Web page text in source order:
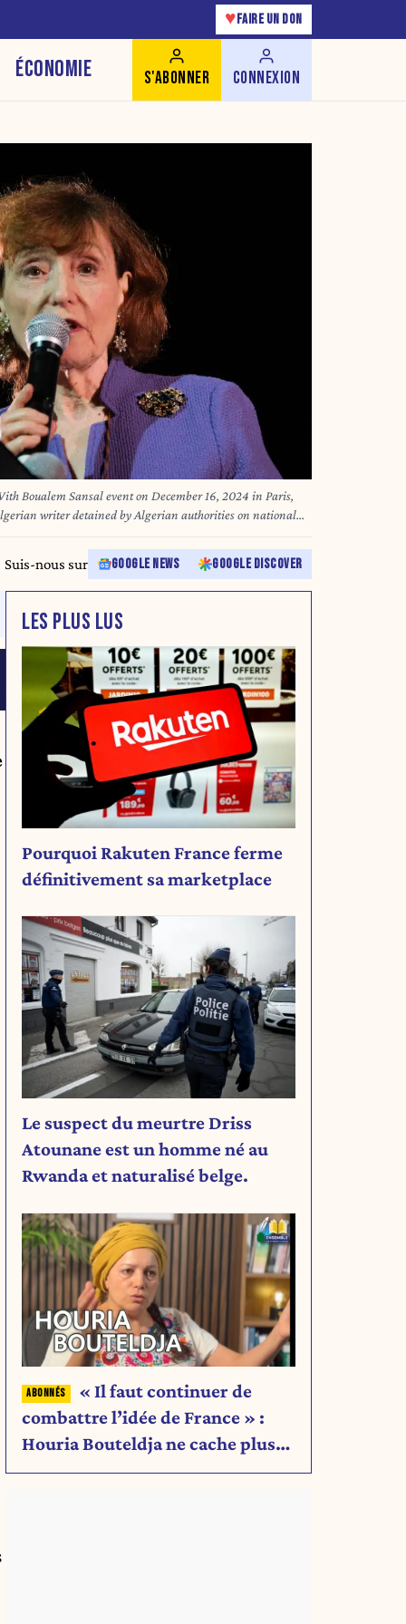
♥ FAIRE UN DON
ÉCONOMIE S'ABONNER CONNEXION
Boualem Sansal event on December 16, 2024 in Paris,
writer detained by Algerian authorities on national
according to his French editor, raising new concerns
while in custody. Sansal, a prominent figure in modern
November 16 at Algiers airport during rising tensions
Villette/ABACAPRESS.COM
Suis-nous sur GOOGLE NEWS GOOGLE DISCOVER
LES PLUS LUS
Pourquoi Rakuten France ferme
définitivement sa marketplace
Le suspect du meurtre Driss
Atounane est un homme né au
Rwanda et naturalisé belge.
« Il faut continuer de
combattre l’idée de France » :
Houria Bouteldja ne cache plus
rien de son projet